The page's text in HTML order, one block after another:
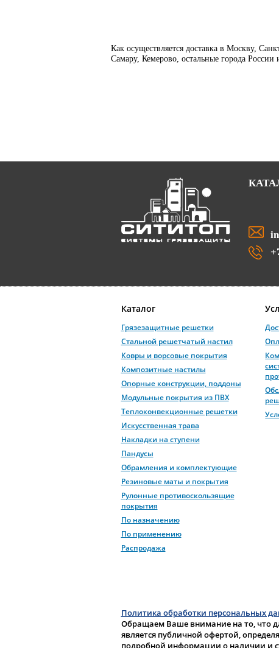
Как осуществляется доставка в Москву,
Самару, Кемерово, остальные города России
Каталог
Грязезащитные решетки
Стальной решетчатый настил
Ковры и ворсовые покрытия
Композитные настилы
Опорные конструкции, поддоны
Модульные покрытия из ПВХ
Теплоконвекционные решетки
Искусственная трава
Накладки на ступени
Пандусы
Обрамления и комплектующие
Резиновые маты и покрытия
Рулонные противоскользящие
покрытия
По назначению
По применению
Распродажа
Политика обработки персональных
Обращаем Ваше внимание на то, что
является публичной офертой,
подробной информации о наличии и